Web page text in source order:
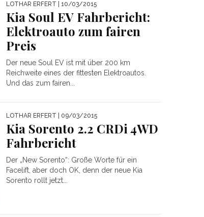
LOTHAR ERFERT | 10/03/2015
Kia Soul EV Fahrbericht:
Elektroauto zum fairen
Preis
Der neue Soul EV ist mit über 200 km
Reichweite eines der fittesten Elektroautos.
Und das zum fairen...
LOTHAR ERFERT | 09/03/2015
Kia Sorento 2.2 CRDi 4WD
Fahrbericht
Der „New Sorento“: Große Worte für ein
Facelift, aber doch OK, denn der neue Kia
Sorento rollt jetzt...